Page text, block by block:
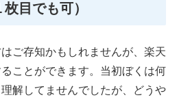
目でも可）
ご存知かもしれませんが、楽天
ことができます。当初ぼくは何
解してませんでしたが、どうや